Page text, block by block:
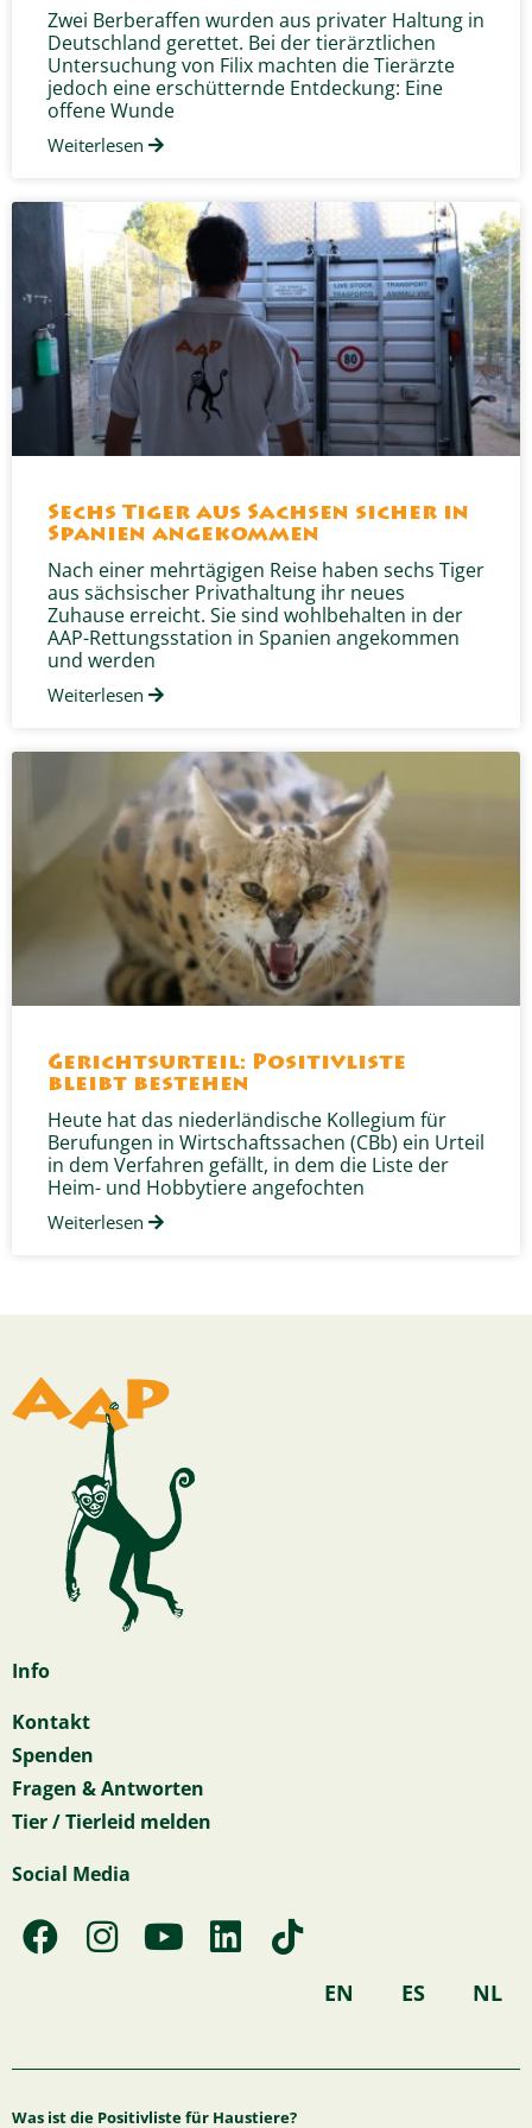
Zwei Berberaffen wurden aus privater Haltung in
Deutschland gerettet. Bei der tierärztlichen
Untersuchung von Filix machten die Tierärzte
jedoch eine erschütternde Entdeckung: Eine
offene Wunde
Weiterlesen
Sechs Tiger aus Sachsen sicher in
Spanien angekommen
Nach einer mehrtägigen Reise haben sechs Tiger
aus sächsischer Privathaltung ihr neues
Zuhause erreicht. Sie sind wohlbehalten in der
AAP-Rettungsstation in Spanien angekommen
und werden
Weiterlesen
Gerichtsurteil: Positivliste
bleibt bestehen
Heute hat das niederländische Kollegium für
Berufungen in Wirtschaftssachen (CBb) ein Urteil
in dem Verfahren gefällt, in dem die Liste der
Heim- und Hobbytiere angefochten
Weiterlesen
Info
Kontakt
Spenden
Fragen & Antworten
Tier / Tierleid melden
Social Media
F
a
b
o
I
n
a
g
Y
o
u
b
L
i
e
d
T
i
o
k
EN ES NL
Was ist die Positivliste für Haustiere?